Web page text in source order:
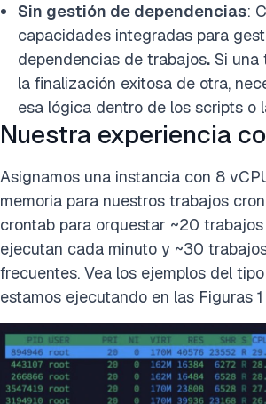
Sin gestión de dependencias:
capacidades integradas para
dependencias de trabajos. Si una
la finalización exitosa de otra,
esa lógica dentro de los scripts o
Nuestra experiencia
Asignamos una instancia con 8
memoria para nuestros trabajos
crontab para orquestar ~20
ejecutan cada minuto y ~30
frecuentes. Vea los ejemplos del
estamos ejecutando en las Figuras